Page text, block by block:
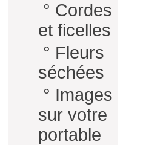
° Cordes
et ficelles
° Fleurs
séchées
° Images
sur votre
portable